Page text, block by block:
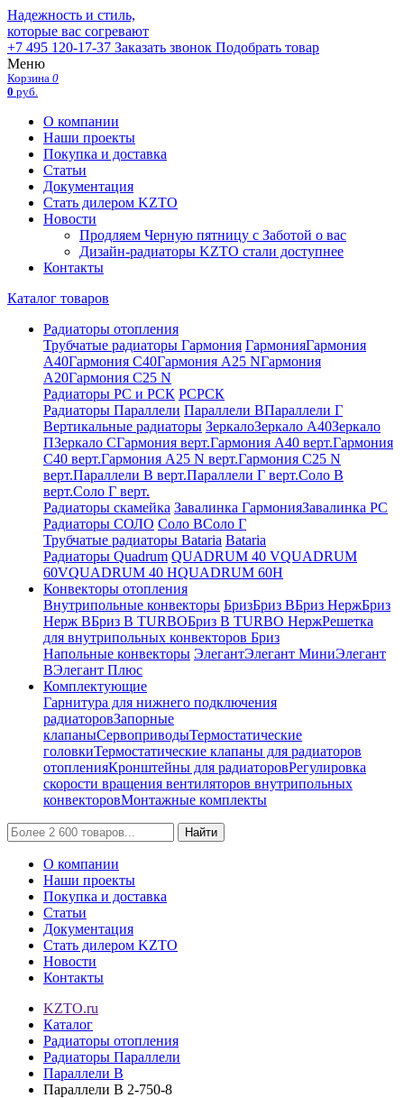
Надежность и стиль,
которые вас согревают
+7 495 120-17-37 Заказать звонок Подобрать товар
Меню
Корзина 0
0 руб.
О компании
Наши проекты
Покупка и доставка
Статьи
Документация
Стать дилером KZTO
Новости
Продляем Черную пятницу с Заботой о вас
Дизайн-радиаторы KZTO стали доступнее
Контакты
Каталог товаров
Радиаторы отопления
Трубчатые радиаторы Гармония ГармонияГармония
А40Гармония С40Гармония А25 NГармония
А20Гармония С25 N
Радиаторы РС и РСК РСРСК
Радиаторы Параллели Параллели ВПараллели Г
Вертикальные радиаторы ЗеркалоЗеркало А40Зеркало
ПЗеркало СГармония верт.Гармония А40 верт.Гармония
С40 верт.Гармония А25 N верт.Гармония С25 N
верт.Параллели В верт.Параллели Г верт.Соло В
верт.Соло Г верт.
Радиаторы скамейка Завалинка ГармонияЗавалинка РС
Радиаторы СОЛО Соло ВСоло Г
Трубчатые радиаторы Bataria Bataria
Радиаторы Quadrum QUADRUM 40 VQUADRUM
60VQUADRUM 40 HQUADRUM 60H
Конвекторы отопления
Внутрипольные конвекторы БризБриз ВБриз НержБриз
Нерж ВБриз В TURBOБриз В TURBO НержРешетка
для внутрипольных конвекторов Бриз
Напольные конвекторы ЭлегантЭлегант МиниЭлегант
ВЭлегант Плюс
Комплектующие
Гарнитура для нижнего подключения
радиаторовЗапорные
клапаныСервоприводыТермостатические
головкиТермостатические клапаны для радиаторов
отопленияКронштейны для радиаторовРегулировка
скорости вращения вентиляторов внутрипольных
конвекторовМонтажные комплекты
Найти
О компании
Наши проекты
Покупка и доставка
Статьи
Документация
Стать дилером KZTO
Новости
Контакты
KZTO.ru
Каталог
Радиаторы отопления
Радиаторы Параллели
Параллели В
Параллели В 2-750-8